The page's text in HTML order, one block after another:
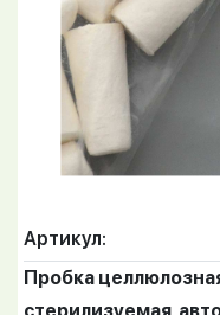
Артикул:
Пробка